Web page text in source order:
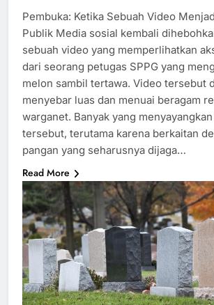
Pembuka: Ketika Sebuah Video
Publik Media sosial kembali
sebuah video yang memperlihatkan
dari seorang petugas SPPG yang
melon sambil tertawa. Video tersebut
menyebar luas dan menuai beragam
warganet. Banyak yang
tersebut, terutama karena berkaitan
pangan yang seharusnya dijaga…
Read More